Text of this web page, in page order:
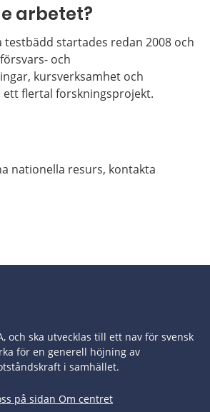
arbetet?
startades redan 2008 och
och
kursverksamhet och
flertal forskningsprojekt.
nationella resurs, kontakta
och ska utvecklas till ett nav för svensk
för en generell höjning av
i samhället.
på sidan Om centret